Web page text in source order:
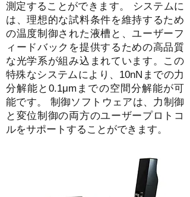
測定することができます。 システムに
は、理想的な試料条件を維持するため
の温度制御された液槽と、ユーザーフ
ィードバックを提供するための高品質
な光学系が組み込まれています。この
特殊なシステムにより、10nNまでの力
分解能と0.1μmまでの空間分解能が可
能です。 制御ソフトウェアは、力制御
と変位制御の両方のユーザープロトコ
ルをサポートすることができます。